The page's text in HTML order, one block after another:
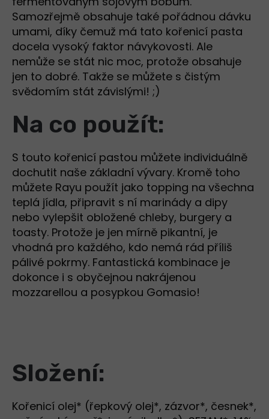
Samozřejmě obsahuje také pořádnou dávku
umami, díky čemuž má tato kořenicí pasta
docela vysoký faktor návykovosti. Ale
nemůže se stát nic moc, protože obsahuje
jen to dobré. Takže se můžete s čistým
svědomím stát závislými! ;)
Na co použít:
S touto kořenicí pastou můžete individuálně
dochutit naše základní vývary. Kromě toho
můžete Rayu použít jako topping na všechna
teplá jídla, připravit s ní marinády a dipy
nebo vylepšit obložené chleby, burgery a
toasty. Protože je jen mírně pikantní, je
vhodná pro každého, kdo nemá rád příliš
pálivé pokrmy. Fantastická kombinace je
dokonce i s obyčejnou nakrájenou
mozzarellou a posypkou Gomasio!
Složení:
Kořenicí olej* (řepkový olej*, zázvor*, česnek*,